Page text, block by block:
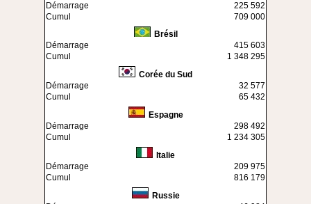
Démarrage
225 592
Cumul
709 000
Brésil
Démarrage
415 603
Cumul
1 348 295
Corée du Sud
Démarrage
32 577
Cumul
65 432
Espagne
Démarrage
298 492
Cumul
1 234 305
Italie
Démarrage
209 975
Cumul
816 179
Russie